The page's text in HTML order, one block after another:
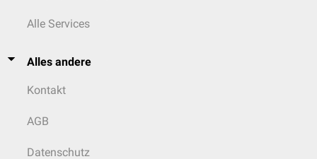
Alle Services
Alles andere
Kontakt
AGB
Datenschutz